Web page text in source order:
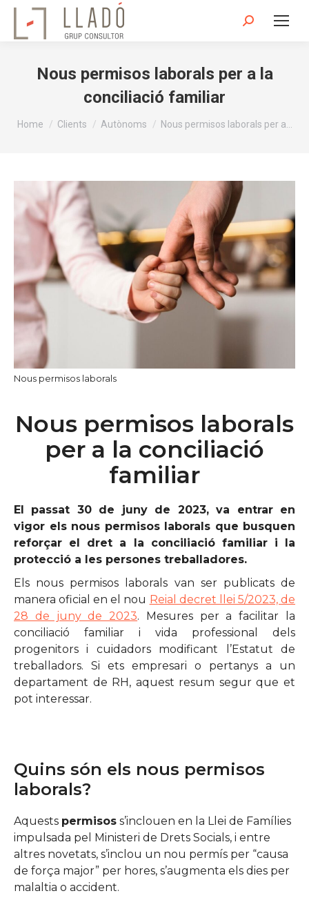
Search:
Nous permisos laborals per a la
conciliació familiar
You are here:
Home Clients Autònoms Nous permisos laborals per a…
Nous permisos laborals
Nous permisos laborals
per a la conciliació
familiar
El passat 30 de juny de 2023, va entrar en
vigor els nous permisos laborals que busquen
reforçar el dret a la conciliació familiar i la
protecció a les persones treballadores.
Els nous permisos laborals van ser publicats de
manera oficial en el nou Reial decret llei 5/2023, de
28 de juny de 2023. Mesures per a facilitar la
conciliació familiar i vida professional dels
progenitors i cuidadors modificant l’Estatut de
treballadors. Si ets empresari o pertanys a un
departament de RH, aquest resum segur que et
pot interessar.
Quins són els nous permisos
laborals?
Aquests permisos s’inclouen en la Llei de Famílies
impulsada pel Ministeri de Drets Socials, i entre
altres novetats, s’inclou un nou permís per “causa
de força major” per hores, s’augmenta els dies per
malaltia o accident.